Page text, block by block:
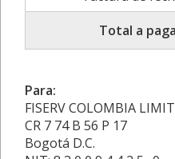
Total a
Para:
FISERV COLOMBIA
CR 7 74 B 56 P 17
Bogotá D.C.